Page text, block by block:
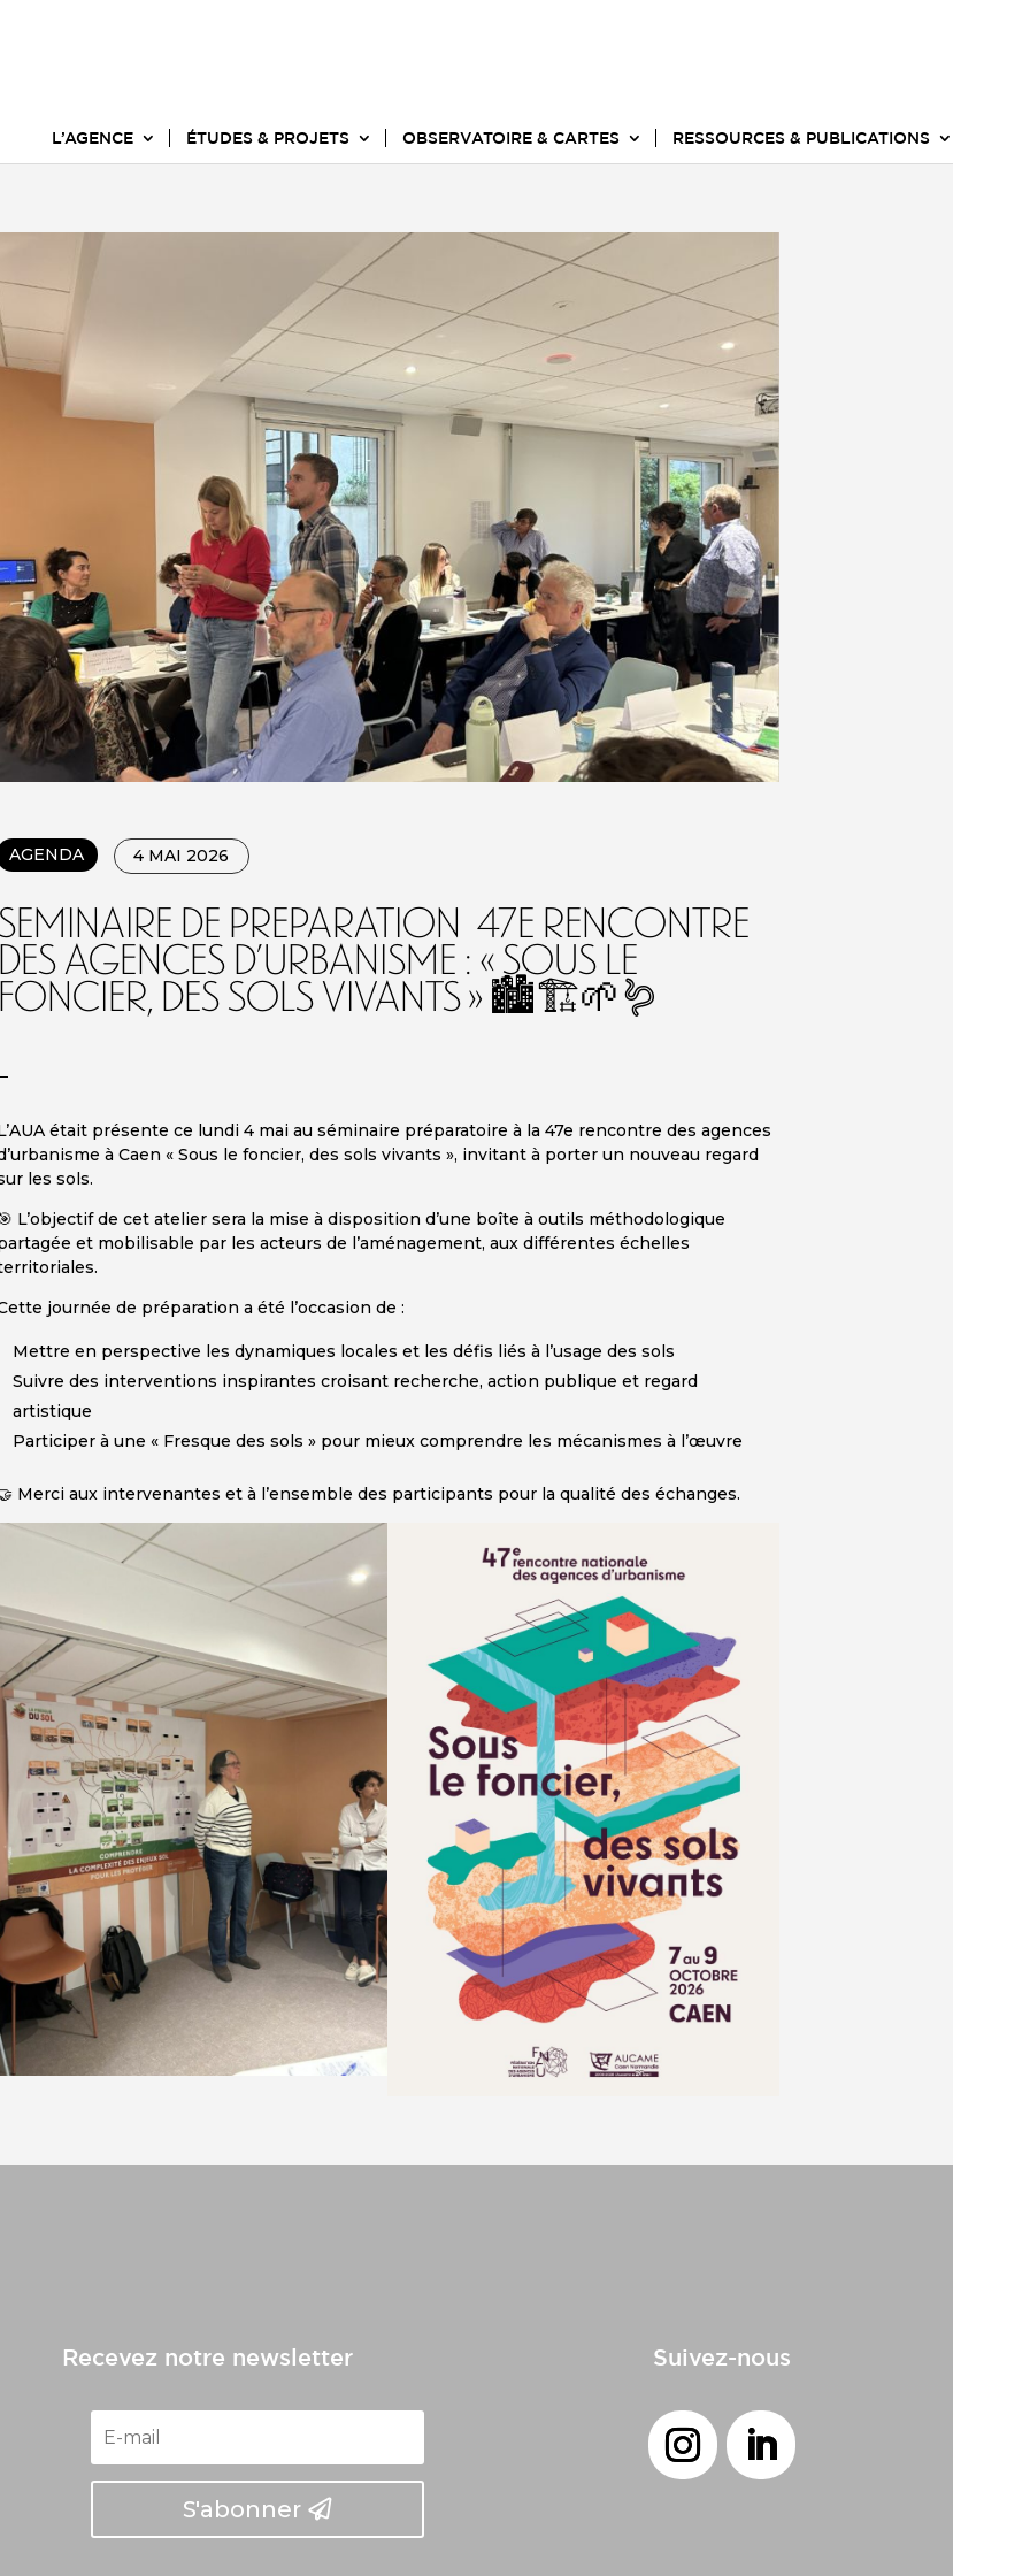
L’AGENCE ÉTUDES & PROJETS OBSERVATOIRE & CARTES RESSOURCES & PUBLICATIONS
AGENDA 4 MAI 2026
DE PREPARATION 47e Rencontre
Agences d’Urbanisme : « Sous le
des sols vivants » 🏙️🏗️🌱🪱
était présente ce lundi 4 mai au séminaire préparatoire à la 47e rencontre des agences
à Caen « Sous le foncier, des sols vivants », invitant à porter un nouveau regard
les sols.
L’objectif de cet atelier sera la mise à disposition d’une boîte à outils méthodologique
et mobilisable par les acteurs de l’aménagement, aux différentes échelles
journée de préparation a été l’occasion de :
Mettre en perspective les dynamiques locales et les défis liés à l’usage des sols
Suivre des interventions inspirantes croisant recherche, action publique et regard
artistique
Participer à une « Fresque des sols » pour mieux comprendre les mécanismes à l’œuvre
Merci aux intervenantes et à l’ensemble des participants pour la qualité des échanges.
Recevez notre newsletter
S'abonner
Suivez-nous